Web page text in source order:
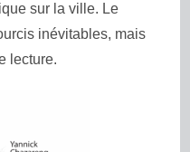
sur la ville. Le
inévitables, mais
lecture.